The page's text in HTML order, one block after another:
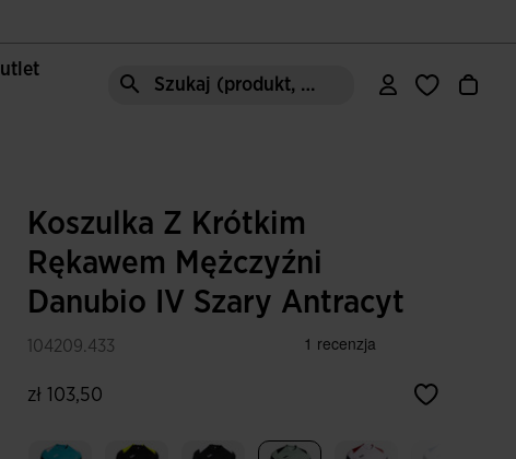
Outlet
Szukaj (produkt, styl, obszar, ect.)
Koszulka Z Krótkim
Rękawem Mężczyźni
Danubio IV Szary Antracyt
104209.433
zł 103,50